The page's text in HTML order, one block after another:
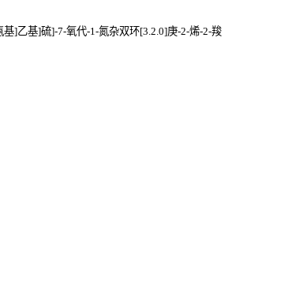
]乙基]硫]-7-氧代-1-氮杂双环[3.2.0]庚-2-烯-2-羧